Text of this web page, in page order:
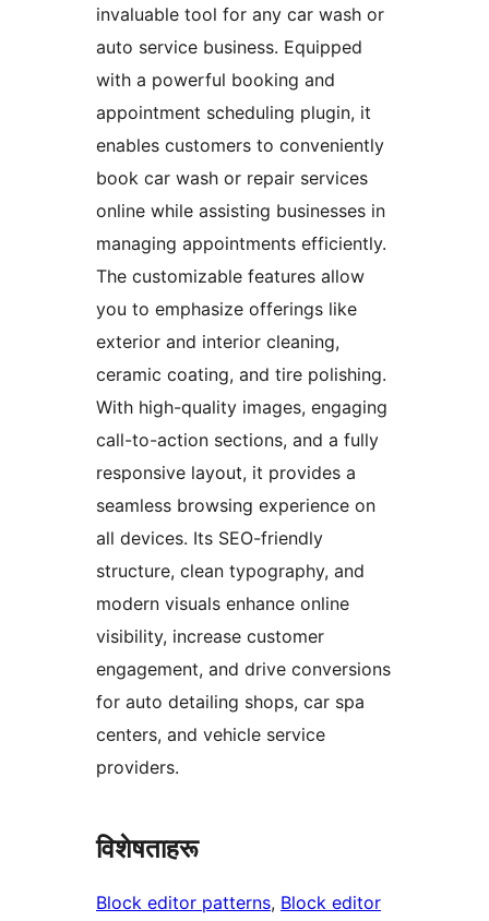
invaluable tool for any car wash or
auto service business. Equipped
with a powerful booking and
appointment scheduling plugin, it
enables customers to conveniently
book car wash or repair services
online while assisting businesses in
managing appointments efficiently.
The customizable features allow
you to emphasize offerings like
exterior and interior cleaning,
ceramic coating, and tire polishing.
With high-quality images, engaging
call-to-action sections, and a fully
responsive layout, it provides a
seamless browsing experience on
all devices. Its SEO-friendly
structure, clean typography, and
modern visuals enhance online
visibility, increase customer
engagement, and drive conversions
for auto detailing shops, car spa
centers, and vehicle service
providers.
विशेषताहरू
Block editor patterns, Block editor